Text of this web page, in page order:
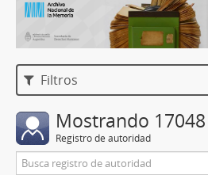
Filtros
Mostrando
Registro de autoridad